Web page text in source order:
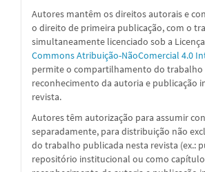
Autores mantêm os direitos autorais e
o direito de primeira publicação, com o
simultaneamente licenciado sob a Licença
Commons Atribuição-NãoComercial 4.0
permite o compartilhamento do trabalho
reconhecimento da autoria e publicação
revista.
Autores têm autorização para assumir
separadamente, para distribuição não
do trabalho publicada nesta revista (ex.:
repositório institucional ou como